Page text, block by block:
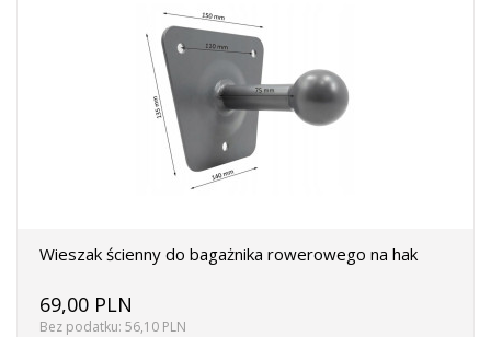
Wieszak ścienny do bagażnika rowerowego na hak
69,00 PLN
Bez podatku: 56,10 PLN